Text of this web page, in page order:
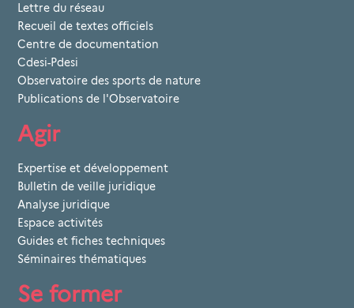
Lettre du réseau
Recueil de textes officiels
Centre de documentation
Cdesi-Pdesi
Observatoire des sports de nature
Publications de l'Observatoire
Agir
Expertise et développement
Bulletin de veille juridique
Analyse juridique
Espace activités
Guides et fiches techniques
Séminaires thématiques
Se former